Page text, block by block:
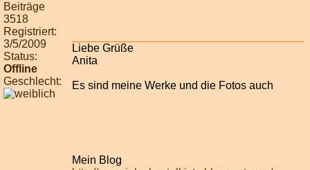
Beiträge
3518
Registriert:
3/5/2009
Status:
Offline
Geschlecht:
Liebe Grüße
Anita
Es sind meine Werke und die Fotos auch
Mein Blog